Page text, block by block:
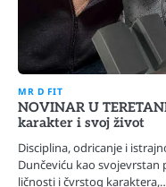
MR D FIT
NOVINAR U
karakter i svoj život
Disciplina, odricanje i
Dunčeviću kao
ličnosti i čvrstog